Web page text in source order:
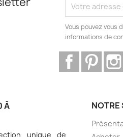
Vous pouvez vous
informations de
Facebook
À
unique de
NOTRE